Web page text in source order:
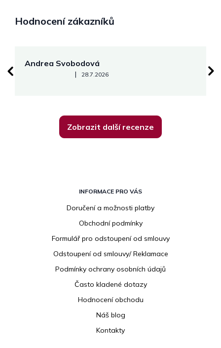
Hodnocení zákazníků
Andrea Svobodová
Hodnocení obchodu je 5 z 5 hvězdiček.
| 28.7.2026
Zobrazit další recenze
INFORMACE PRO VÁS
Doručení a možnosti platby
Obchodní podmínky
Formulář pro odstoupení od smlouvy
Odstoupení od smlouvy/ Reklamace
Podmínky ochrany osobních údajů
Často kladené dotazy
Hodnocení obchodu
Náš blog
Kontakty